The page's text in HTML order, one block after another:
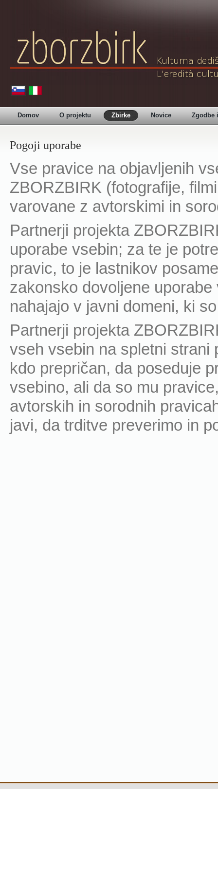
Domov O projektu Zbirke Novice Zgodbe
Pogoji uporabe
Vse pravice na objavljenih
ZBORZBIRK (fotografije,
varovane z avtorskimi in
Partnerji projekta
uporabe vsebin; za te je
pravic, to je lastnikov
zakonsko dovoljene
nahajajo v javni domeni, ki
Partnerji projekta
vseh vsebin na spletni strani
kdo prepričan, da poseduje
vsebino, ali da so mu
avtorskih in sorodnih
javi, da trditve preverimo in